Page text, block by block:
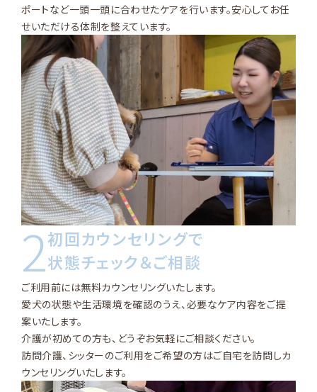
ポートなど一頭一頭に合わせたケアを行います。安心してお任
せいただける体制を整えています。
2初回カウンセリングで
状態チェック＆ご相談
ご利用前には無料カウンセリングいたします。
愛犬の状態や生活環境を確認のうえ、必要なケア内容をご提
案いたします。
介護が初めての方も、どうぞお気軽にご相談ください。
訪問介護、シッターのご利用をご希望の方はご自宅を訪問しカ
ウンセリングいたします。